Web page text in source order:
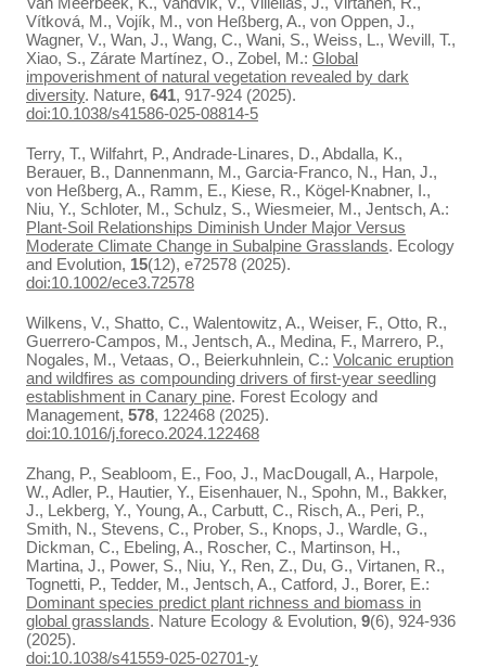
Vítková, M., Vojík, M., von Heßberg, A., von Oppen, J.,
Wagner, V., Wan, J., Wang, C., Wani, S., Weiss, L., Wevill, T.,
Xiao, S., Zárate Martínez, O., Zobel, M.: Global
impoverishment of natural vegetation revealed by dark
diversity. Nature, 641, 917-924 (2025).
doi:10.1038/s41586-025-08814-5
Terry, T., Wilfahrt, P., Andrade-Linares, D., Abdalla, K.,
Berauer, B., Dannenmann, M., Garcia-Franco, N., Han, J.,
von Heßberg, A., Ramm, E., Kiese, R., Kögel-Knabner, I.,
Niu, Y., Schloter, M., Schulz, S., Wiesmeier, M., Jentsch, A.:
Plant-Soil Relationships Diminish Under Major Versus
Moderate Climate Change in Subalpine Grasslands. Ecology
and Evolution, 15(12), e72578 (2025).
doi:10.1002/ece3.72578
Wilkens, V., Shatto, C., Walentowitz, A., Weiser, F., Otto, R.,
Guerrero-Campos, M., Jentsch, A., Medina, F., Marrero, P.,
Nogales, M., Vetaas, O., Beierkuhnlein, C.: Volcanic eruption
and wildfires as compounding drivers of first-year seedling
establishment in Canary pine. Forest Ecology and
Management, 578, 122468 (2025).
doi:10.1016/j.foreco.2024.122468
Zhang, P., Seabloom, E., Foo, J., MacDougall, A., Harpole,
W., Adler, P., Hautier, Y., Eisenhauer, N., Spohn, M., Bakker,
J., Lekberg, Y., Young, A., Carbutt, C., Risch, A., Peri, P.,
Smith, N., Stevens, C., Prober, S., Knops, J., Wardle, G.,
Dickman, C., Ebeling, A., Roscher, C., Martinson, H.,
Martina, J., Power, S., Niu, Y., Ren, Z., Du, G., Virtanen, R.,
Tognetti, P., Tedder, M., Jentsch, A., Catford, J., Borer, E.:
Dominant species predict plant richness and biomass in
global grasslands. Nature Ecology & Evolution, 9(6), 924-936
(2025).
doi:10.1038/s41559-025-02701-y